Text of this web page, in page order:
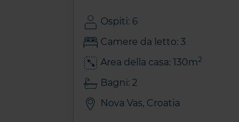
Ospiti: 6
Camere da letto: 3
Area della casa: 130m2
Bagni: 2
Nova Vas, Croatia